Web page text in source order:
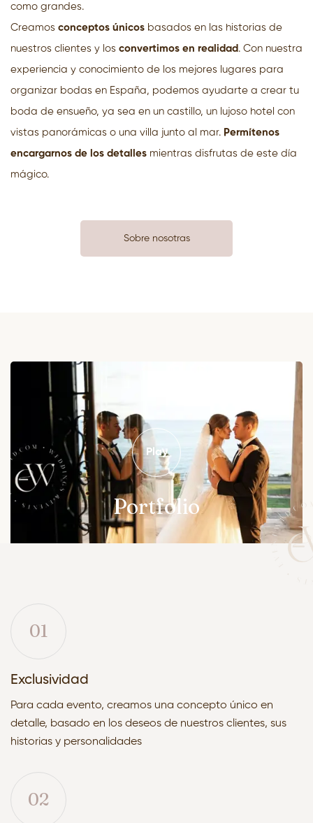
como grandes.
Creamos conceptos únicos basados en las historias de
nuestros clientes y los convertimos en realidad . Con nuestra
experiencia y conocimiento de los mejores lugares para
organizar bodas en España, podemos ayudarte a crear tu
boda de ensueño, ya sea en un castillo, un lujoso hotel con
vistas panorámicas o una villa junto al mar. Permítenos
encargarnos de los detalles mientras disfrutas de este día
mágico.
Sobre nosotras
Play
Portfolio
01
Exclusividad
Para cada evento, creamos una concepto único en
detalle, basado en los deseos de nuestros clientes, sus
historias y personalidades
02